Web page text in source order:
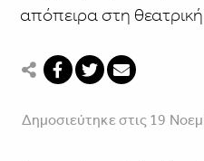
απόπειρα στη
Δημοσιεύτηκε στις 19